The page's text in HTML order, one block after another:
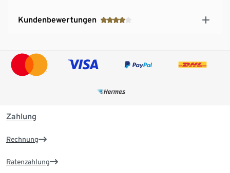
Kundenbewertungen
Zahlung
Rechnung
Ratenzahlung